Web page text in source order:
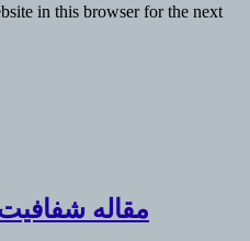
in this browser for the next
مقاله